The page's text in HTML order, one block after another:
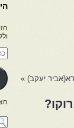
יעקב) »